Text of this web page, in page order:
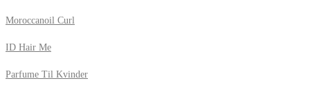
Moroccanoil Curl
ID Hair Me
Parfume Til Kvinder